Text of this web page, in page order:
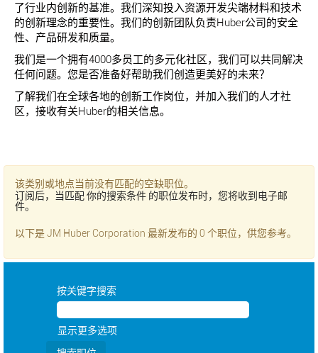
了行业内创新的基准。我们深知投入资源开发尖端材料和技术
的创新理念的重要性。我们的创新团队负责Huber公司的安全
性、产品研发和质量。
我们是一个拥有4000多员工的多元化社区，我们可以共同解决
任何问题。您是否准备好帮助我们创造更美好的未来？
了解我们在全球各地的创新工作岗位，并加入我们的人才社
区，接收有关Huber的相关信息。
该类别或地点当前没有匹配的空缺职位。
订阅后，当匹配 你的搜索条件 的职位发布时，您将收到电子邮
件。
以下是 JM Huber Corporation 最新发布的 0 个职位，供您参考。
按关键字搜索
显示更多选项